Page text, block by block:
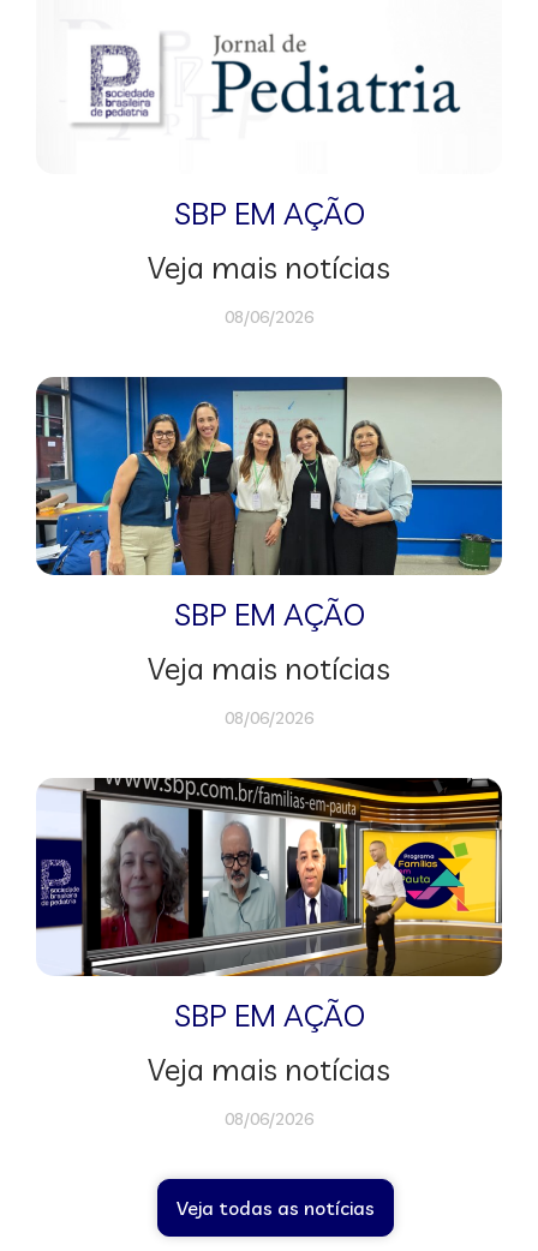
SBP EM AÇÃO
Veja mais notícias
08/06/2026
SBP EM AÇÃO
Veja mais notícias
08/06/2026
SBP EM AÇÃO
Veja mais notícias
08/06/2026
Veja todas as notícias